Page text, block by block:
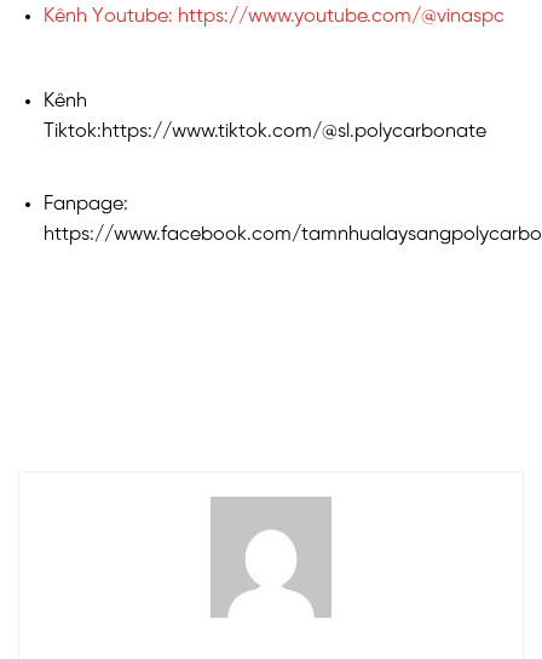
Kênh Youtube: https://www.youtube.com/@vinaspc
Kênh
Tiktok:https://www.tiktok.com/@sl.polycarbonate
Fanpage:
https://www.facebook.com/